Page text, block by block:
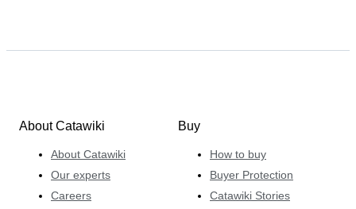
About Catawiki
About Catawiki
Our experts
Careers
Buy
How to buy
Buyer Protection
Catawiki Stories